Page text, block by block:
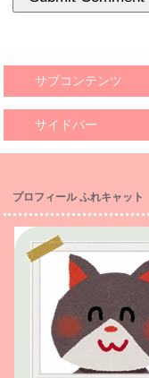
サブコンテンツ
サイドバー
プロフィール ふれキャット